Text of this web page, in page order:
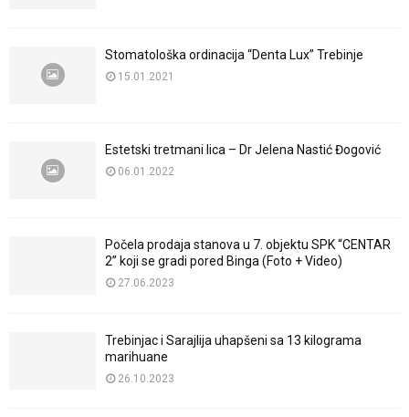
Stomatološka ordinacija “Denta Lux” Trebinje
15.01.2021
Estetski tretmani lica – Dr Jelena Nastić Đogović
06.01.2022
Počela prodaja stanova u 7. objektu SPK “CENTAR
2” koji se gradi pored Binga (Foto + Video)
27.06.2023
Trebinjac i Sarajlija uhapšeni sa 13 kilograma
marihuane
26.10.2023